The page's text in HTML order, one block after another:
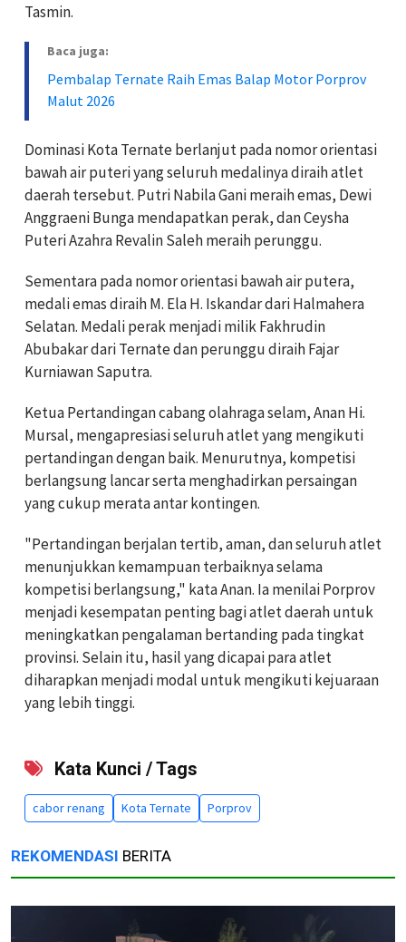
Tasmin.
Baca juga:
Pembalap Ternate Raih Emas Balap Motor Porprov
Malut 2026
Dominasi Kota Ternate berlanjut pada nomor orientasi
bawah air puteri yang seluruh medalinya diraih atlet
daerah tersebut. Putri Nabila Gani meraih emas, Dewi
Anggraeni Bunga mendapatkan perak, dan Ceysha
Puteri Azahra Revalin Saleh meraih perunggu.
Sementara pada nomor orientasi bawah air putera,
medali emas diraih M. Ela H. Iskandar dari Halmahera
Selatan. Medali perak menjadi milik Fakhrudin
Abubakar dari Ternate dan perunggu diraih Fajar
Kurniawan Saputra.
Ketua Pertandingan cabang olahraga selam, Anan Hi.
Mursal, mengapresiasi seluruh atlet yang mengikuti
pertandingan dengan baik. Menurutnya, kompetisi
berlangsung lancar serta menghadirkan persaingan
yang cukup merata antar kontingen.
"Pertandingan berjalan tertib, aman, dan seluruh atlet
menunjukkan kemampuan terbaiknya selama
kompetisi berlangsung," kata Anan. Ia menilai Porprov
menjadi kesempatan penting bagi atlet daerah untuk
meningkatkan pengalaman bertanding pada tingkat
provinsi. Selain itu, hasil yang dicapai para atlet
diharapkan menjadi modal untuk mengikuti kejuaraan
yang lebih tinggi.
Kata Kunci / Tags
cabor renang Kota Ternate Porprov
REKOMENDASI BERITA